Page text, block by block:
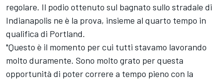
regolare. Il podio ottenuto sul bagnato sullo stradale di
Indianapolis ne è la prova, insieme al quarto tempo in
qualifica di Portland.
"Questo è il momento per cui tutti stavamo lavorando
molto duramente. Sono molto grato per questa
opportunità di poter correre a tempo pieno con la